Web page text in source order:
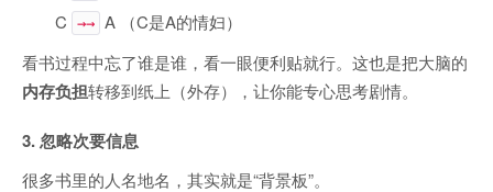
C
→→ A （C是A的情妇）
看书过程中忘了谁是谁，看一眼便利贴就行。这也是把大脑的
内存负担转移到纸上（外存），让你能专心思考剧情。
3. 忽略次要信息
很多书里的人名地名，其实就是“背景板”。